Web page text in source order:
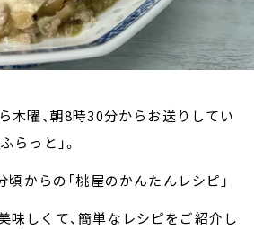
木曜、朝8時30分からお送りしてい
らっと」。
頃からの「桃屋のかんたんレシピ」
味しくて、簡単なレシピをご紹介し